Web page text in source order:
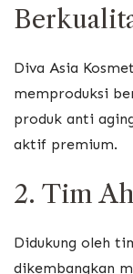
Diva Asia
memproduksi
produk anti
aktif premium.
2. Tim
Didukung oleh
dikembangkan